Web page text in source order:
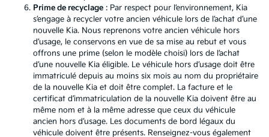
Prime de recyclage : Par respect pour l’environnement, Kia
s’engage à recycler votre ancien véhicule lors de l’achat d’une
nouvelle Kia. Nous reprenons votre ancien véhicule hors
d’usage, le conservons en vue de sa mise au rebut et vous
offrons une prime (selon le modèle choisi) lors de l’achat
d’une nouvelle Kia éligible. Le véhicule hors d’usage doit être
immatriculé depuis au moins six mois au nom du propriétaire
de la nouvelle Kia et doit être complet. La facture et le
certificat d’immatriculation de la nouvelle Kia doivent être au
même nom et à la même adresse que ceux du véhicule
ancien hors d’usage. Les documents de bord légaux du
véhicule doivent être présents. Renseignez-vous également